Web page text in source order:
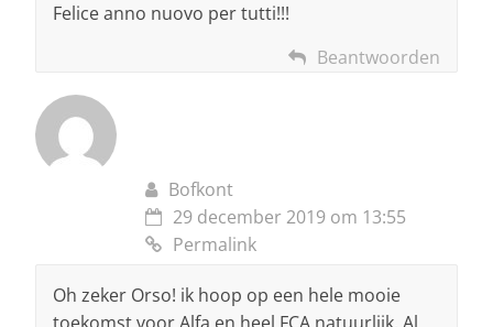
Felice anno nuovo per tutti!!!
Beantwoorden
Bofkont
29 december 2019 om 13:55
Permalink
Oh zeker Orso! ik hoop op een hele mooie